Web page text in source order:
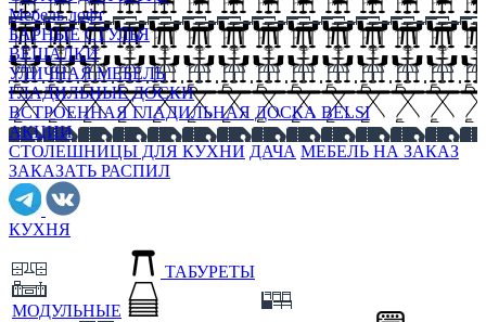
Мебель лофт
БАРНЫЕ СТУЛЬЯ
ВЕШАЛКИ
УЛИЧНАЯ МЕБЕЛЬ
ГЛАДИЛЬНЫЕ ДОСКИ
ВСТРОЕННАЯ ГЛАДИЛЬНАЯ ДОСКА BELSI
АКЦИИ
СТОЛЕШНИЦЫ ДЛЯ КУХНИ ДАЧА МЕБЕЛЬ НА ЗАКАЗ
ЗАКАЗАТЬ РАСПИЛ
КУХНЯ
МОДУЛЬНЫЕ
ТАБУРЕТЫ